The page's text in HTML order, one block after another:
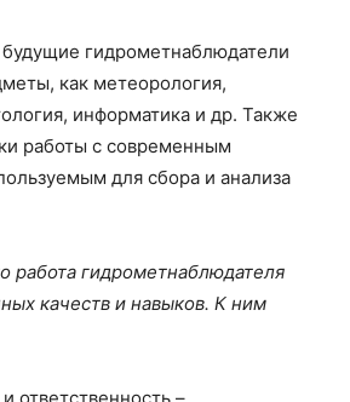
гидрометнаблюдатели
как метеорология,
информатика и др. Также
работы с современным
для сбора и анализа
работа гидрометнаблюдателя
качеств и навыков. К ним